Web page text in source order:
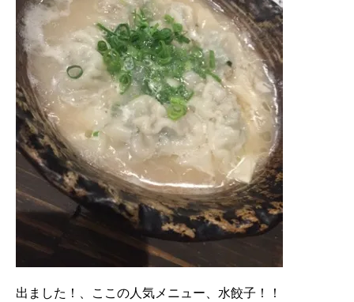
出ました！、ここの人気メニュー、水餃子！！